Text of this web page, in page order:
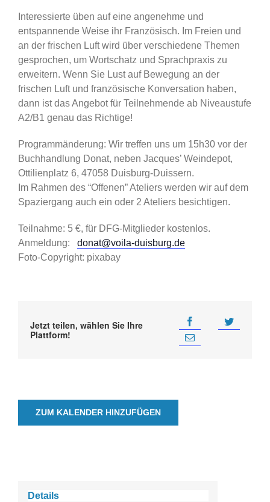
Interessierte üben auf eine angenehme und
entspannende Weise ihr Französisch. Im Freien und
an der frischen Luft wird über verschiedene Themen
gesprochen, um Wortschatz und Sprachpraxis zu
erweitern. Wenn Sie Lust auf Bewegung an der
frischen Luft und französische Konversation haben,
dann ist das Angebot für Teilnehmende ab Niveaustufe
A2/B1 genau das Richtige!
Programmänderung: Wir treffen uns um 15h30 vor der
Buchhandlung Donat, neben Jacques’ Weindepot,
Ottilienplatz 6, 47058 Duisburg-Duissern.
Im Rahmen des “Offenen” Ateliers werden wir auf dem
Spaziergang auch ein oder 2 Ateliers besichtigen.
Teilnahme: 5 €, für DFG-Mitglieder kostenlos.
Anmeldung: donat@voila-duisburg.de
Foto-Copyright: pixabay
Jetzt teilen, wählen Sie Ihre
Plattform!
ZUM KALENDER HINZUFÜGEN
Details